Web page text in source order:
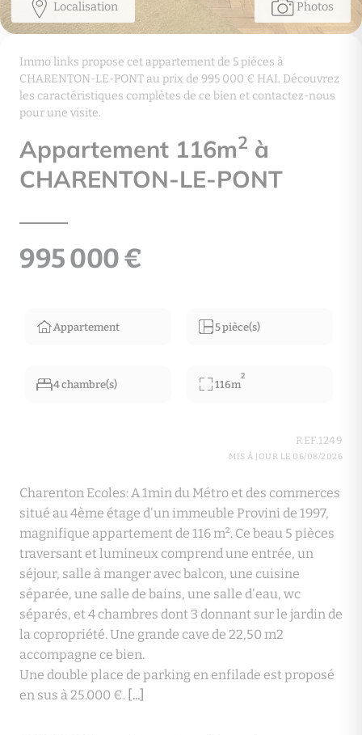
Photos
Localisation
Immo links propose cet appartement de 5 pièces à
CHARENTON-LE-PONT au prix de 995 000 € HAI. Découvrez
les caractéristiques complètes de ce bien et contactez-nous
pour une visite.
Appartement 116m2 à
CHARENTON-LE-PONT
995 000 €
Appartement 5 pièce(s)
4 chambre(s) 116m
2
REF.1249
MIS À JOUR LE 06/08/2026
Charenton Ecoles: A 1min du Métro et des commerces
situé au 4ème étage d'un immeuble Provini de 1997,
magnifique appartement de 116 m². Ce beau 5 pièces
traversant et lumineux comprend une entrée, un
séjour, salle à manger avec balcon, une cuisine
séparée, une salle de bains, une salle d'eau, wc
séparés, et 4 chambres dont 3 donnant sur le jardin de
la copropriété. Une grande cave de 22,50 m2
accompagne ce bien.
Une double place de parking en enfilade est proposé
en sus à 25.000 €. [...]